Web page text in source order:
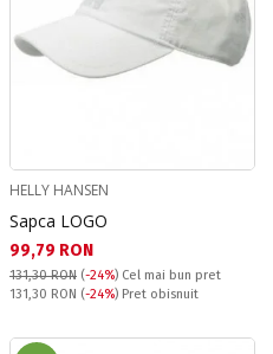
HELLY HANSEN
Sapca LOGO
Текуща цена:
99,79 RON
131,30 RON (-24%) Cel mai bun pret
Pret obisnuit:
131,30 RON (-24%) Pret obisnuit